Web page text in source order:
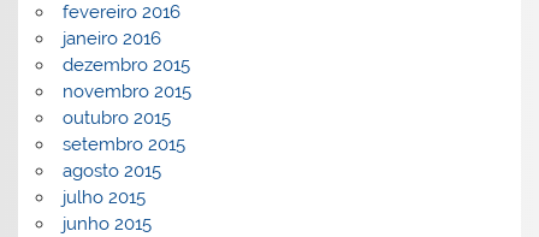
fevereiro 2016
janeiro 2016
dezembro 2015
novembro 2015
outubro 2015
setembro 2015
agosto 2015
julho 2015
junho 2015